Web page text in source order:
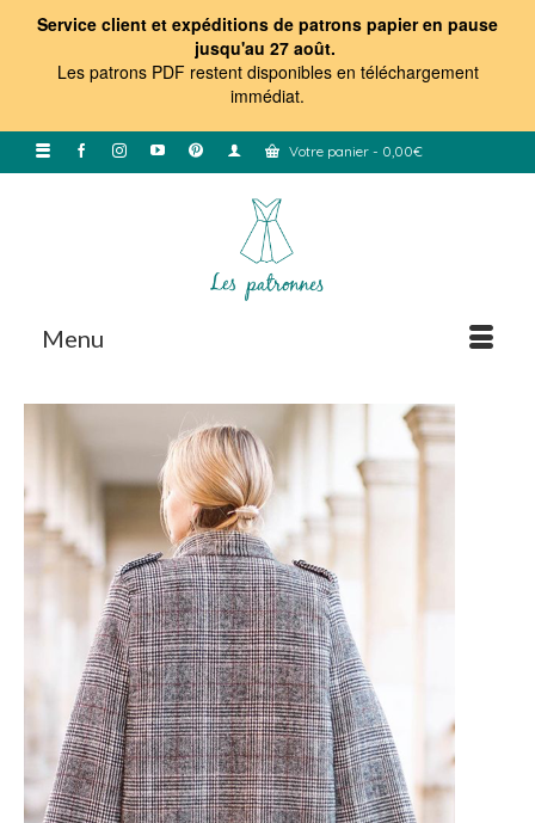
Service client et expéditions de patrons papier en pause
jusqu'au 27 août.
Les patrons PDF restent disponibles en téléchargement
immédiat.
Votre panier - 0,00€
Menu